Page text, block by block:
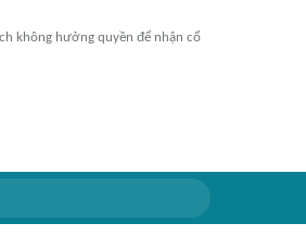
không hưởng quyền để nhận cổ